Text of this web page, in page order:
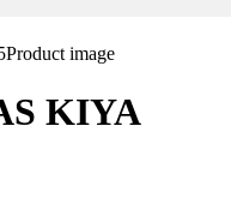
Product image
KIYA